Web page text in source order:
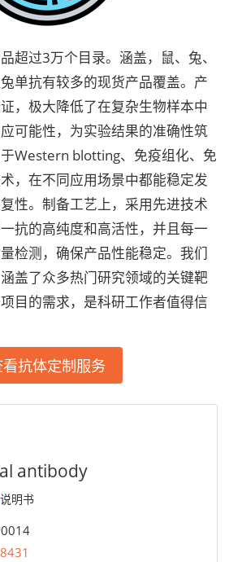
超过3万个目录。涵盖，鼠、兔、
单抗有较多的现货产品覆盖。产
，极大降低了在复杂生物样本中
可能性，为实验结果的准确性筑
Western blotting、免疫组化、免
，在不同应用场景中都能稳定发
性。制备工艺上，采用先进技术
抗的高纯度和高活性，并且每一
检测，确保产品性能稳定。我们
盖了众多热门研究领域的关键靶
目的需求，是科研工作者值得信
看抗体定制服务
antibody
说明书